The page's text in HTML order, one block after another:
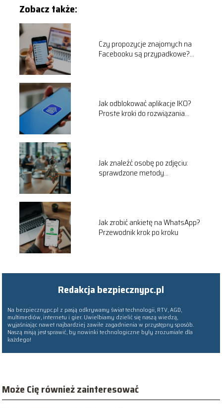
Zobacz także:
Czy propozycje znajomych na
Facebooku są przypadkowe?
Jak odblokować aplikacje IKO?
Proste kroki do rozwiązania
Jak znaleźć osobę po zdjęciu:
sprawdzone metody
Jak zrobić ankietę na WhatsApp?
Przewodnik krok po kroku
Redakcja bezpiecznypc.pl
Na bezpiecznypc.pl z pasją odkrywamy świat technologii, RTV, AGD,
multimediów, internetu i gier. Uwielbiamy dzielić się naszą wiedzą,
wyjaśniając nawet najbardziej zawiłe zagadnienia w przystępny sposób.
Naszą misją jest sprawić, by nowinki technologiczne były zrozumiałe dla
każdego!
Może Cię również zainteresować